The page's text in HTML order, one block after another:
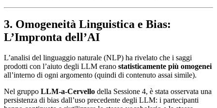
3. Omogeneità Linguistica e Bias:
L’Impronta dell’AI
L’analisi del linguaggio naturale (NLP) ha rivelato che i saggi
prodotti con l’aiuto degli LLM erano statisticamente più omogenei
all’interno di ogni argomento (quindi di contenuto assai simile).
Nel gruppo LLM-a-Cervello della Sessione 4, è stata osservata una
persistenza di bias dall’uso precedente degli LLM: i partecipanti